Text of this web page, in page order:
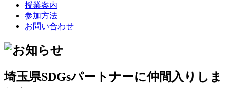
授業案内
参加方法
お問い合わせ
埼玉県SDGsパートナーに仲間入りしま